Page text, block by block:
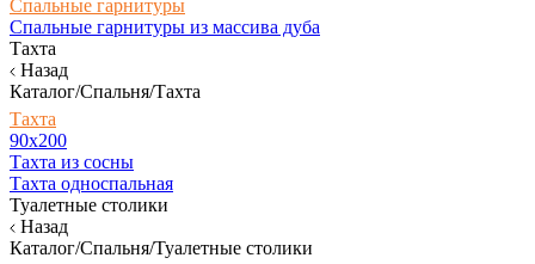
Спальные гарнитуры
Спальные гарнитуры из массива дуба
Тахта
Назад
Каталог/Спальня/Тахта
Тахта
90х200
Тахта из сосны
Тахта односпальная
Туалетные столики
Назад
Каталог/Спальня/Туалетные столики